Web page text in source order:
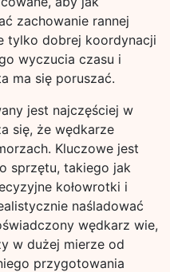
zachowanie rannej
tylko dobrej koordynacji
wyczucia czasu i
ma się poruszać.
jest najczęściej w
się, że wędkarze
Kluczowe jest
sprzętu, takiego jak
kołowrotki i
naśladować
wędkarz wie,
w dużej mierze od
przygotowania